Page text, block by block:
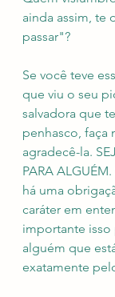
ainda assim, te
passar"?
Se você teve
que viu o seu
salvadora que
penhasco, faça
agradecê-la.
PARA
há uma
caráter em
importante isso
alguém que
exatamente